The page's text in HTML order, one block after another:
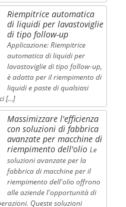
Riempitrice automatica
di liquidi per lavastoviglie
di tipo follow-up
Applicazione: Riempitrice
automatica di liquidi per
lavastoviglie di tipo follow-up,
è adatta per il riempimento di
liquidi e paste di qualsiasi
[…]
Massimizzare l'efficienza
con soluzioni di fabbrica
avanzate per macchine di
riempimento dell'olio Le
soluzioni avanzate per la
fabbrica di macchine per il
riempimento dell'olio offrono
alle aziende l'opportunità di
Queste soluzioni